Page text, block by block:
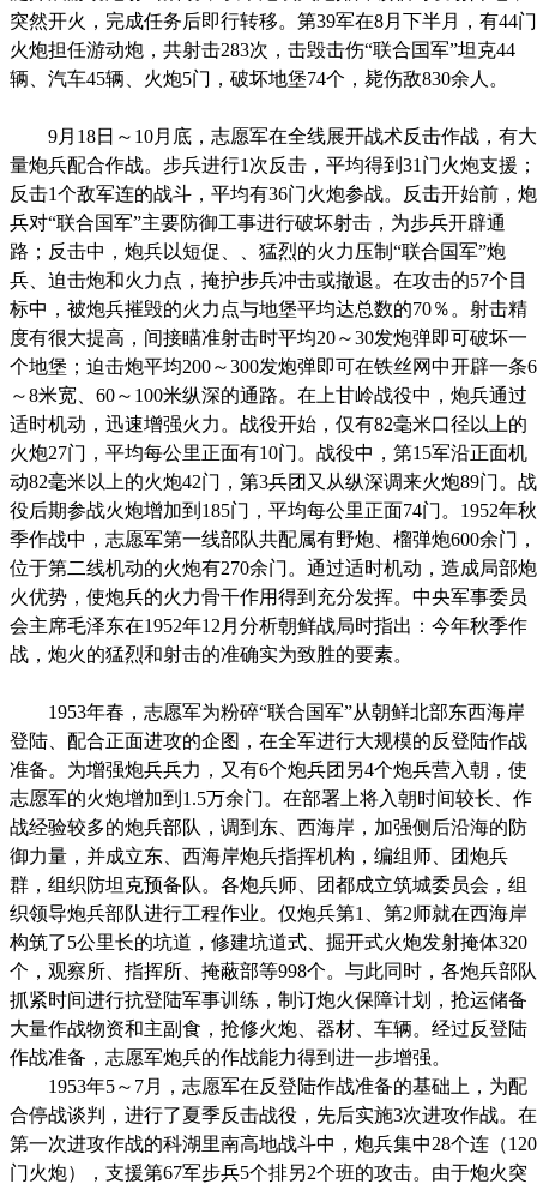
突然开火，完成任务后即行转移。第39军在8月下半月，有44门
火炮担任游动炮，共射击283次，击毁击伤“联合国军”坦克44
辆、汽车45辆、火炮5门，破坏地堡74个，毙伤敌830余人。
9月18日～10月底，志愿军在全线展开战术反击作战，有大
量炮兵配合作战。步兵进行1次反击，平均得到31门火炮支援；
反击1个敌军连的战斗，平均有36门火炮参战。反击开始前，炮
兵对“联合国军”主要防御工事进行破坏射击，为步兵开辟通
路；反击中，炮兵以短促、、猛烈的火力压制“联合国军”炮
兵、迫击炮和火力点，掩护步兵冲击或撤退。在攻击的57个目
标中，被炮兵摧毁的火力点与地堡平均达总数的70％。射击精
度有很大提高，间接瞄准射击时平均20～30发炮弹即可破坏一
个地堡；迫击炮平均200～300发炮弹即可在铁丝网中开辟一条6
～8米宽、60～100米纵深的通路。在上甘岭战役中，炮兵通过
适时机动，迅速增强火力。战役开始，仅有82毫米口径以上的
火炮27门，平均每公里正面有10门。战役中，第15军沿正面机
动82毫米以上的火炮42门，第3兵团又从纵深调来火炮89门。战
役后期参战火炮增加到185门，平均每公里正面74门。1952年秋
季作战中，志愿军第一线部队共配属有野炮、榴弹炮600余门，
位于第二线机动的火炮有270余门。通过适时机动，造成局部炮
火优势，使炮兵的火力骨干作用得到充分发挥。中央军事委员
会主席毛泽东在1952年12月分析朝鲜战局时指出：今年秋季作
战，炮火的猛烈和射击的准确实为致胜的要素。
1953年春，志愿军为粉碎“联合国军”从朝鲜北部东西海岸
登陆、配合正面进攻的企图，在全军进行大规模的反登陆作战
准备。为增强炮兵兵力，又有6个炮兵团另4个炮兵营入朝，使
志愿军的火炮增加到1.5万余门。在部署上将入朝时间较长、作
战经验较多的炮兵部队，调到东、西海岸，加强侧后沿海的防
御力量，并成立东、西海岸炮兵指挥机构，编组师、团炮兵
群，组织防坦克预备队。各炮兵师、团都成立筑城委员会，组
织领导炮兵部队进行工程作业。仅炮兵第1、第2师就在西海岸
构筑了5公里长的坑道，修建坑道式、掘开式火炮发射掩体320
个，观察所、指挥所、掩蔽部等998个。与此同时，各炮兵部队
抓紧时间进行抗登陆军事训练，制订炮火保障计划，抢运储备
大量作战物资和主副食，抢修火炮、器材、车辆。经过反登陆
作战准备，志愿军炮兵的作战能力得到进一步增强。
1953年5～7月，志愿军在反登陆作战准备的基础上，为配
合停战谈判，进行了夏季反击战役，先后实施3次进攻作战。在
第一次进攻作战的科湖里南高地战斗中，炮兵集中28个连（120
门火炮），支援第67军步兵5个排另2个班的攻击。由于炮火突